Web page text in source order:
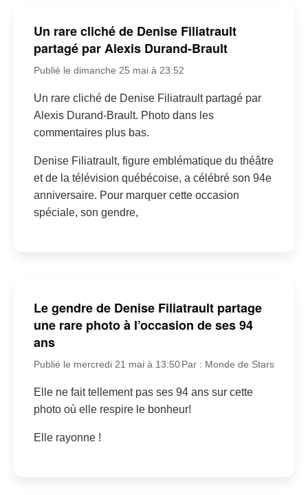
Un rare cliché de Denise Filiatrault
partagé par Alexis Durand-Brault
Publié le dimanche 25 mai à 23:52
Un rare cliché de Denise Filiatrault partagé par
Alexis Durand-Brault. Photo dans les
commentaires plus bas.
Denise Filiatrault, figure emblématique du théâtre
et de la télévision québécoise, a célébré son 94e
anniversaire. Pour marquer cette occasion
spéciale, son gendre,
Le gendre de Denise Filiatrault partage
une rare photo à l’occasion de ses 94
ans
Publié le mercredi 21 mai à 13:50 Par : Monde de Stars
Elle ne fait tellement pas ses 94 ans sur cette
photo où elle respire le bonheur!
Elle rayonne !